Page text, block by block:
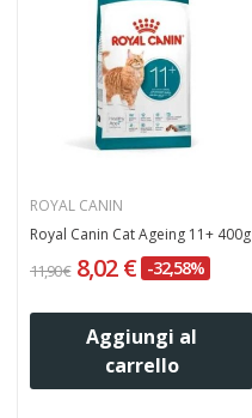
ROYAL CANIN
Royal Canin Cat Ageing 11+ 400g
11,90 € 8,02 € -32,58%
Aggiungi al
carrello